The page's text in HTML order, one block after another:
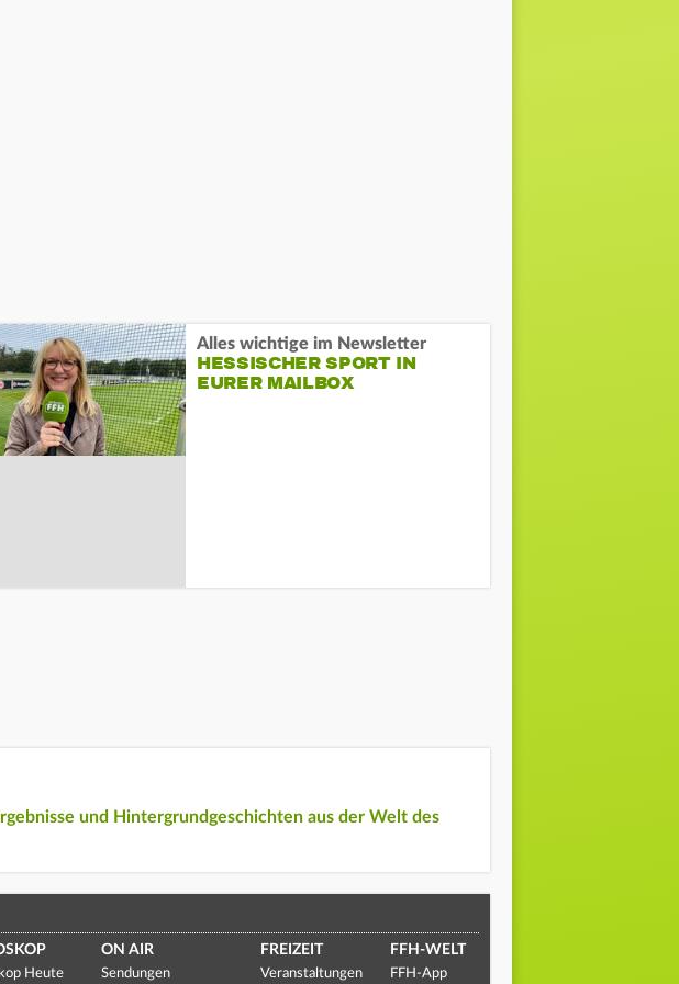
Alles wichtige im Newsletter
HESSISCHER SPORT IN
EURER MAILBOX
und Hintergrundgeschichten aus der Welt des
Heute
ON AIR
Sendungen
FREIZEIT
Veranstaltungen
FFH-WELT
FFH-App